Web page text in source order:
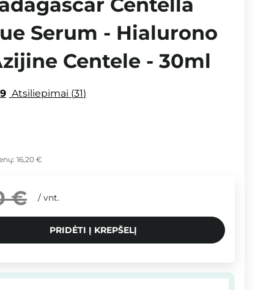
Serum - Hialurono
Centele - 30ml
Atsiliepimai 31
16,20 €
€ / vnt.
PRIDĖTI Į KREPŠELĮ